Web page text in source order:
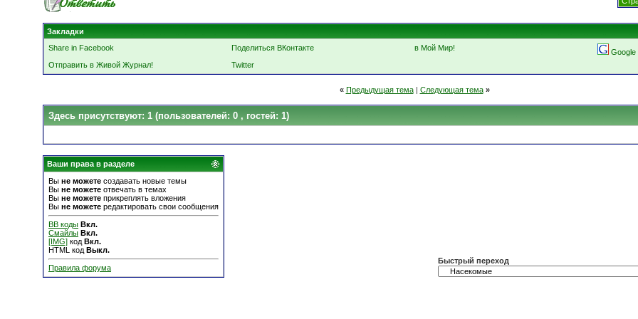
Закладки
Share in Facebook
Поделиться ВКонтакте в Мой Мир!
Google
Отправить в Живой Журнал!
Twitter
« Предыдущая тема| Следующая тема »
Здесь присутствуют: 1 (пользователей: 0 , гостей: 1)
Ваши права в разделе
Вы не можете создавать новые темы
Вы не можете отвечать в темах
Вы не можете прикреплять вложения
Вы не можете редактировать свои сообщения
BB коды Вкл.
Смайлы Вкл.
[IMG] код Вкл.
HTML код Выкл.
Правила форума
Быстрый переход